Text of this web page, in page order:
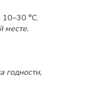
°C.
месте.
годности,